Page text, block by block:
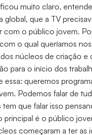
muito claro,
global, que a TV
com o público jovem.
o qual queríamos
núcleos de criação e
para o início dos
essa: queremos
Podemos falar de
tem que falar isso
principal é o público
começaram a ter as